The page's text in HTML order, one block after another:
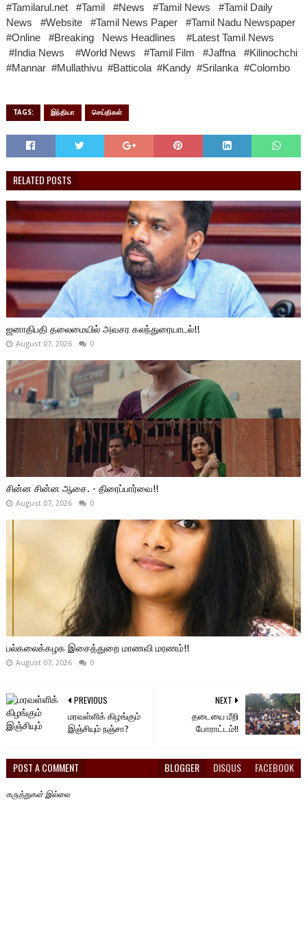
#Tamilarul.net #Tamil #News #Tamil News #Tamil Daily
News #Website #Tamil News Paper #Tamil Nadu Newspaper
#Online #Breaking News Headlines #Latest Tamil News
#India News #World News #Tamil Film #Jaffna #Kilinochchi
#Mannar #Mullathivu #Batticola #Kandy #Srilanka #Colombo
TAGS: இந்தியா செய்திகள்
RELATED POSTS
ஜனாதிபதி தலைமையில் அவசர கலந்துரையாடல்!!
August 07, 2026 0
சின்ன சின்ன ஆசை. - திரைப்பார்வை!!
August 07, 2026 0
பல்கலைக்கழக இசைத்துறை மாணவி மரணம்!!
August 07, 2026 0
NEXT
தடையை மீறி
போராட்டம்!!
PREVIOUS
மரவள்ளிக் கிழங்கும்
இஞ்சியும் நஞ்சா?
POST A COMMENT BLOGGER DISQUS FACEBOOK
கருத்துகள் இல்லை